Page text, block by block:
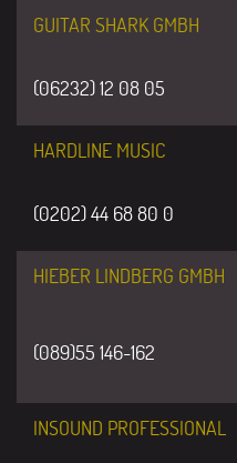
GUITAR SHARK GMBH
(06232) 12 08 05
HARDLINE MUSIC
(0202) 44 68 80 0
HIEBER LINDBERG GMBH
(089)55 146-162
INSOUND PROFESSIONAL